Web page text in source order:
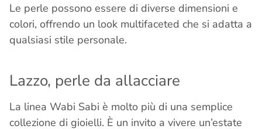
Le perle possono essere di diverse dimensioni e
colori, offrendo un look multifaceted che si adatta a
qualsiasi stile personale.
Lazzo, perle da allacciare
La linea Wabi Sabi è molto più di una semplice
collezione di gioielli. È un invito a vivere un’estate